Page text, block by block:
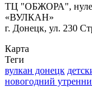
ТЦ "ОБЖОРА",
«ВУЛКАН»
г. Донецк, ул. 230
Карта
Теги
вулкан донецк
новогодний